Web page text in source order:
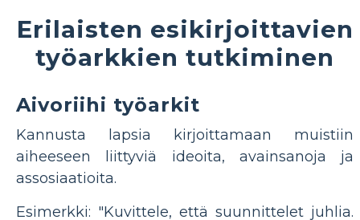
Erilaisten esikirjoittavien
työarkkien tutkiminen
Aivoriihi työarkit
Kannusta lapsia kirjoittamaan muistiin
aiheeseen liittyviä ideoita, avainsanoja ja
assosiaatioita.
Esimerkki: "Kuvittele, että suunnittelet juhlia.